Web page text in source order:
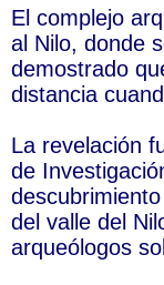
El complejo
al Nilo, donde
demostrado
distancia
La revelación
de
del valle del
arqueólogos